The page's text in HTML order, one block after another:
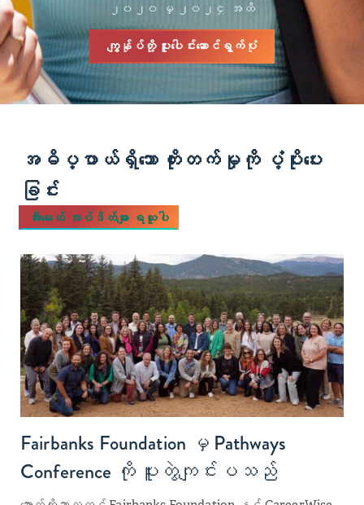
၂၀၂၀ မှ ၂၀၂၄ အထိ
ကျွန်ုပ်တို့ ပူးပေါင်းဆောင်ရွက်ပုံ
အဓိပ္ပာယ်ရှိသော တိုးတက်မှုကို ပံ့ပိုးပေး
ခြင်း
အီးမေးလ် အပ်ဒိတ်များ ရယူပါ
Fairbanks Foundation မှ Pathways
Conference ကို ပူးတွဲကျင်းပသည်